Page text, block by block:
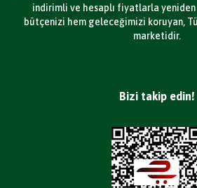
indirimli ve hesaplı fiyatlarla yeniden
bütçenizi hem geleceğimizi koruyan,
marketidir.
Bizi takip edin!